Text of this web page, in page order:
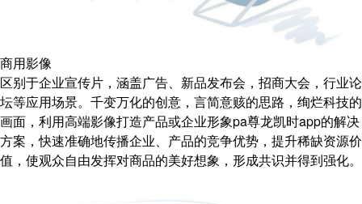
商用影像
区别于企业宣传片，涵盖广告、新品发布会，招商大会，行业论
坛等应用场景。千变万化的创意，言简意赅的思路，绚烂科技的
画面，利用高端影像打造产品或企业形象pa尊龙凯时app的解决
方案，快速准确地传播企业、产品的竞争优势，提升稀缺资源价
值，使观众自由发挥对商品的美好想象，形成共识并得到强化。